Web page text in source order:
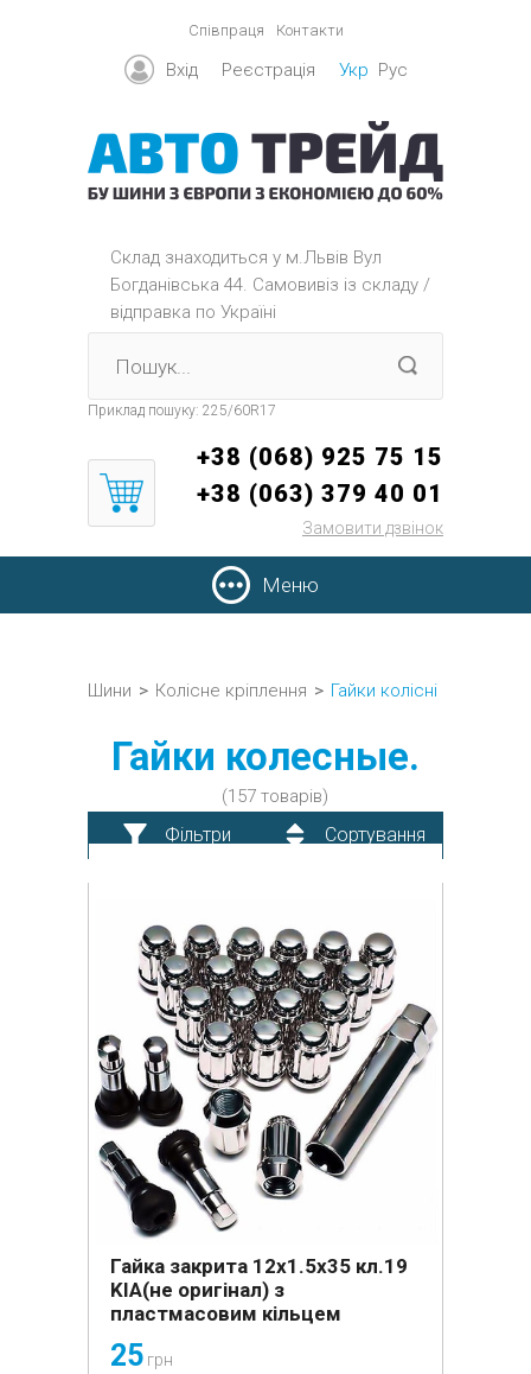
Співпраця Контакти
Вхід Реєстрація Укр Рус
Склад знаходиться y м.Львів Вул
Богданівська 44. Самовивіз із складу /
відправка по Україні
Приклад пошуку: 225/60R17
+38 (068) 925 75 15
+38 (063) 379 40 01
Замовити дзвінок
Меню
Шини > Колісне кріплення > Гайки колісні
Гайки колесные.
(157 товарів)
Фільтри Сортування
Гайка закрита 12x1.5x35 кл.19
KIA(не оригінал) з
пластмасовим кільцем
25 грн